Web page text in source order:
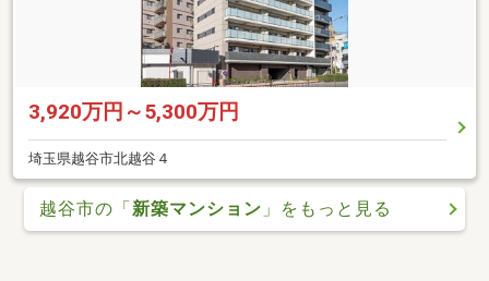
3,920万円～5,300万円
埼玉県越谷市北越谷４
越谷市の「 新築マンション 」をもっと見る